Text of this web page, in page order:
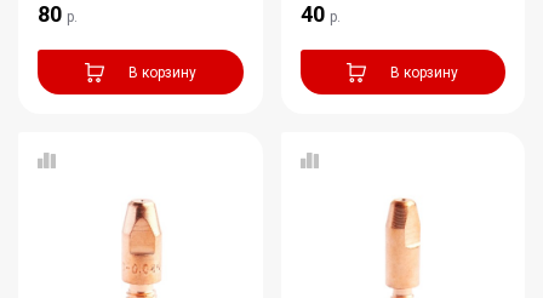
80 р.
В корзину
40 р.
В корзину